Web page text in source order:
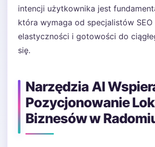
intencji użytkownika jest
która wymaga od specjalistów SEO
elastyczności i gotowości do
się.
Narzędzia AI
Pozycjonowanie
Biznesów w